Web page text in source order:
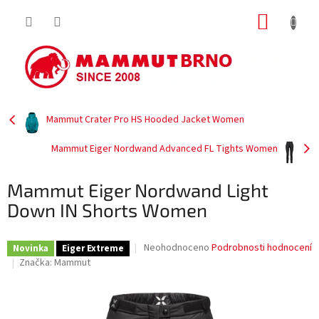
Mammut Crater Pro HS Hooded Jacket Women
Mammut Eiger Nordwand Advanced FL Tights Women
Mammut Eiger Nordwand Light
Down IN Shorts Women
Novinka Eiger Extreme
Průměrné
0,0
z
Neohodnoceno Podrobnosti hodnocení
Značka: Mammut